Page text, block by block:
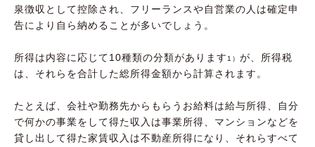
泉徴収として控除され、フリーランスや自営業の人は確定申
告により自ら納めることが多いでしょう。
所得は内容に応じて10種類の分類があります 1） が、所得税
は、それらを合計した総所得金額から計算されます。
たとえば、会社や勤務先からもらうお給料は給与所得、自分
で何かの事業をして得た収入は事業所得、マンションなどを
貸し出して得た家賃収入は不動産所得になり、それらすべて